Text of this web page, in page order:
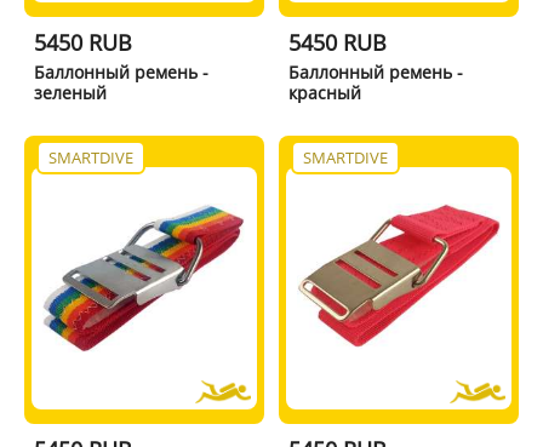
5450 RUB
Баллонный ремень -
зеленый
5450 RUB
Баллонный ремень -
красный
SMARTDIVE SMARTDIVE